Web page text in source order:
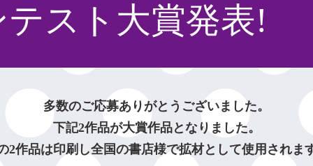
テスト大賞発表!
多数のご応募ありがとうございました。
下記2作品が大賞作品となりました。
2作品は印刷し全国の書店様で拡材として使用されま